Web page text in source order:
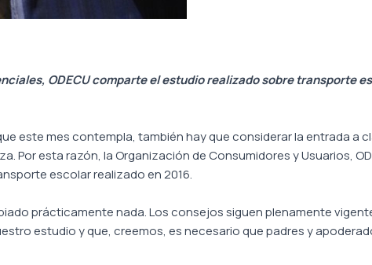
ODECU comparte el estudio realizado sobre transporte
este mes contempla, también hay que considerar la entrada a
esta razón, la Organización de Consumidores y Usuarios,
escolar realizado en 2016.
prácticamente nada. Los consejos siguen plenamente
estudio y que, creemos, es necesario que padres y